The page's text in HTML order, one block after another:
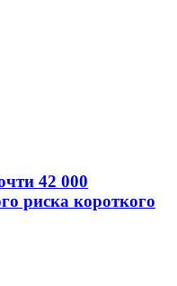
42 000
риска короткого